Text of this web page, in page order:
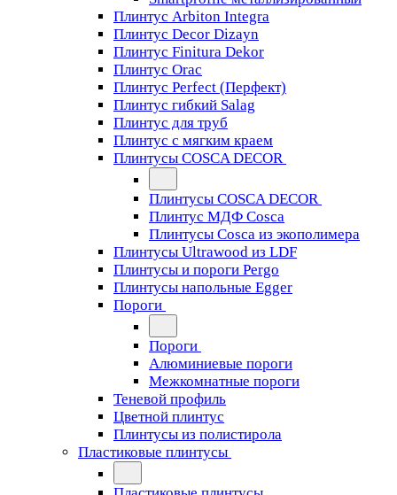
Плинтус Arbiton Integra
Плинтус Decor Dizayn
Плинтус Finitura Dekor
Плинтус Orac
Плинтус Perfect (Перфект)
Плинтус гибкий Salag
Плинтус для труб
Плинтус с мягким краем
Плинтусы COSCA DECOR
Плинтусы COSCA DECOR
Плинтус МДФ Cosca
Плинтусы Cosca из экополимера
Плинтусы Ultrawood из LDF
Плинтусы и пороги Pergo
Плинтусы напольные Egger
Пороги
Пороги
Алюминиевые пороги
Межкомнатные пороги
Теневой профиль
Цветной плинтус
Плинтусы из полистирола
Пластиковые плинтусы